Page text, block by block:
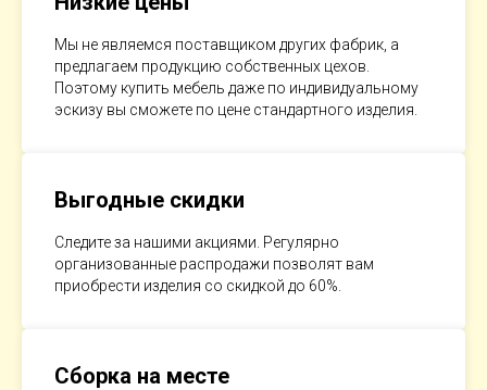
Мы не являемся поставщиком других фабрик, а
предлагаем продукцию собственных цехов.
Поэтому купить мебель даже по индивидуальному
эскизу вы сможете по цене стандартного изделия.
Выгодные скидки
Следите за нашими акциями. Регулярно
организованные распродажи позволят вам
приобрести изделия со скидкой до 60%.
Сборка на месте